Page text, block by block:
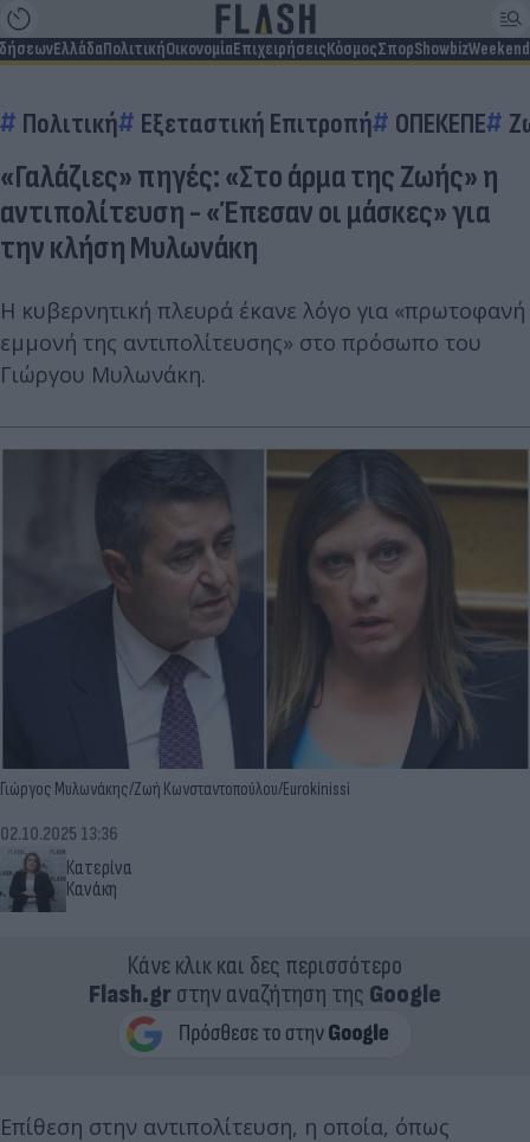
ΕλλάδαΠολιτικήΟικονομίαΕπιχειρήσειςΚόσμοςΣπορShowbizWeekend
Πολιτική Εξεταστική Επιτροπή ΟΠΕΚΕΠΕ
«Γαλάζιες» πηγές: «Στο άρμα της Ζωής» η
αντιπολίτευση - «Έπεσαν οι μάσκες» για
την κλήση Μυλωνάκη
Η κυβερνητική πλευρά έκανε λόγο για «πρωτοφανή
εμμονή της αντιπολίτευσης» στο πρόσωπο του
Γιώργου Μυλωνάκη.
Γιώργος Μυλωνάκης/Ζωή Κωνσταντοπούλου/Eurokinissi
Κατερίνα
Κανάκη
02.10.2025 13:36
Κάνε κλικ και δες περισσότερο
Flash.grστην αναζήτηση της Google
Επίθεση στην αντιπολίτευση, η οποία, όπως